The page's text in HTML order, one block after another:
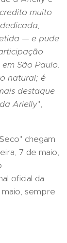
muito
— e pude
São Paulo.
natural; é
destaque
Arielly",
chegam
7 de maio,
oficial da
maio, sempre